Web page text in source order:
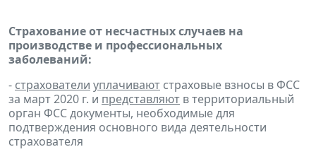
Страхование от несчастных случаев на
производстве и профессиональных
заболеваний:
- страхователи уплачивают страховые взносы в ФСС
за март 2020 г. и представляют в территориальный
орган ФСС документы, необходимые для
подтверждения основного вида деятельности
страхователя